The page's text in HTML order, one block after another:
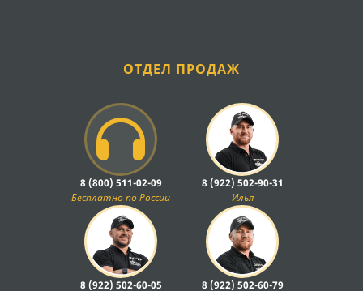
ОТДЕЛ ПРОДАЖ
8 (800) 511-02-09
Бесплатно по России
8 (922) 502-90-31
Илья
8 (922) 502-60-05
8 (922) 502-60-79